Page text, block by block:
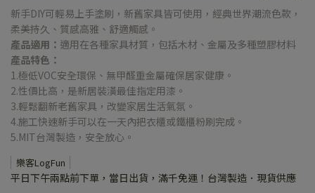
新手DIY可輕易上手塗刷，新舊家具皆可使用，經典世界潮流色款，
柔美持久、質感高雅、舒適觸感。
產品適用： 適用在各種家具材質，包括木材、金屬及多種塑膠材料
產品特色：
1.極低VOC安全環保、無甲醛重金屬確保居家健康。
2.性價比高，是新居裝潢最佳指定用漆。
3.輕鬆翻新老舊家具，改變家居生活氣氛。
4.施工快速新手可以在一天內把衣櫃或鐵櫃粉刷完成。
5.MIT台灣製造，安全放心。
樂客LogFun
平日下午兩點前下單，當日出貨，滿千免運！台灣製造．現貨供應